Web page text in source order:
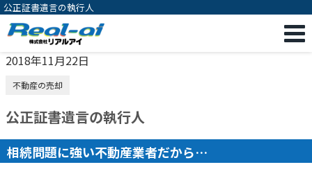
公正証書遺言の執行人
2018年11月22日
不動産の売却
公正証書遺言の執行人
相続問題に強い不動産業者だから…